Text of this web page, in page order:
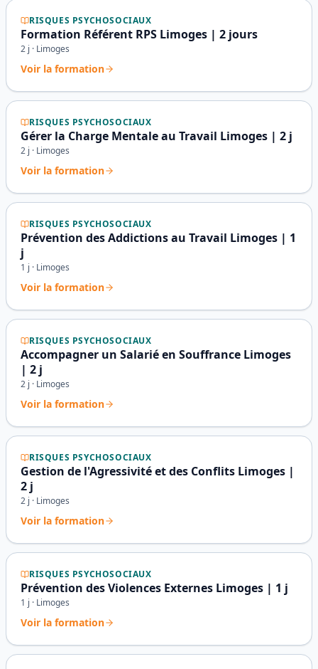
RISQUES PSYCHOSOCIAUX
Formation Référent RPS Limoges | 2 jours
2 j · Limoges
Voir la formation
RISQUES PSYCHOSOCIAUX
Gérer la Charge Mentale au Travail Limoges | 2 j
2 j · Limoges
Voir la formation
RISQUES PSYCHOSOCIAUX
Prévention des Addictions au Travail Limoges | 1
j
1 j · Limoges
Voir la formation
RISQUES PSYCHOSOCIAUX
Accompagner un Salarié en Souffrance Limoges
| 2 j
2 j · Limoges
Voir la formation
RISQUES PSYCHOSOCIAUX
Gestion de l'Agressivité et des Conflits Limoges |
2 j
2 j · Limoges
Voir la formation
RISQUES PSYCHOSOCIAUX
Prévention des Violences Externes Limoges | 1 j
1 j · Limoges
Voir la formation